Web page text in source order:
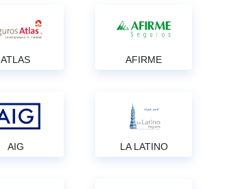
ATLAS AFIRME
AIG LA LATINO